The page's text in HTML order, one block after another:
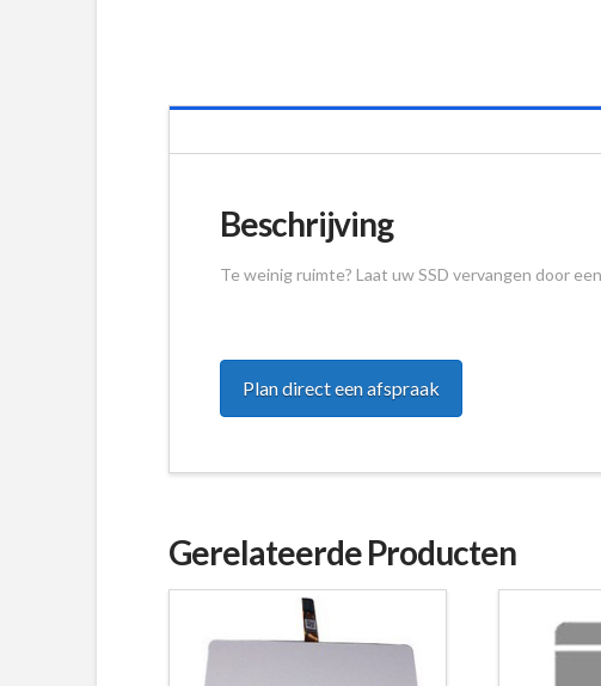
Beschrijving
Te weinig ruimte? Laat uw SSD vervangen door
Plan direct een afspraak
Gerelateerde Producten